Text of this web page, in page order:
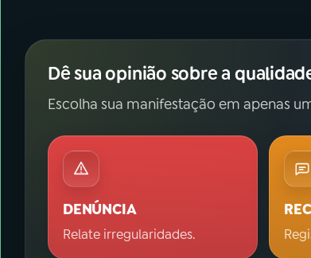
Dê sua opinião sobre a
Escolha sua manifestação em apenas
DENÚNCIA
Relate irregularidades.